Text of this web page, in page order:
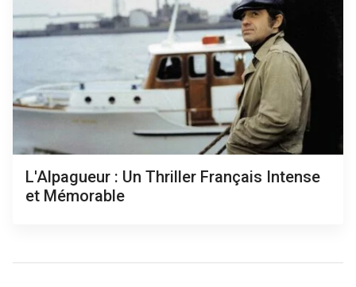
L'Alpagueur : Un Thriller Français Intense
et Mémorable